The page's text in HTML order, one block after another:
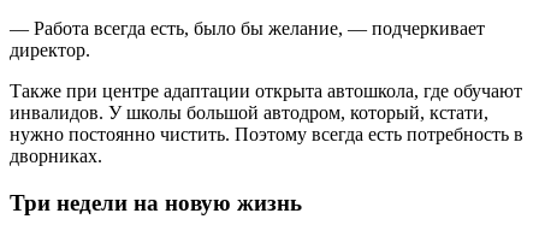
— Работа всегда есть, было бы желание, — подчеркивает
директор.
Также при центре адаптации открыта автошкола, где обучают
инвалидов. У школы большой автодром, который, кстати,
нужно постоянно чистить. Поэтому всегда есть потребность в
дворниках.
Три недели на новую жизнь